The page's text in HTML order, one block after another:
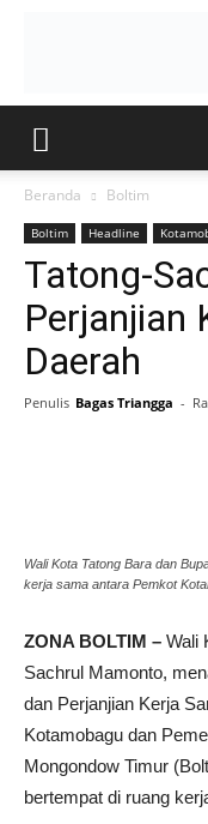
Beranda Boltim
Boltim Headline
Tatong-
Perjanjian
Daerah
Penulis Bagas Triangga -
Wali Kota Tatong Bara dan
kerja sama antara Pemkot
ZONA BOLTIM – Wali
Sachrul Mamonto,
dan Perjanjian Kerja
Kotamobagu dan
Mongondow Timur
bertempat di ruang